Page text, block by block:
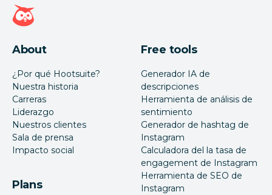
Página de inicio de Hootsuite
About
¿Por qué Hootsuite?
Nuestra historia
Carreras
Liderazgo
Nuestros clientes
Sala de prensa
Impacto social
Plans
Free tools
Generador IA de
descripciones
Herramienta de análisis de
sentimiento
Generador de hashtag de
Instagram
Calculadora del la tasa de
engagement de Instagram
Herramienta de SEO de
Instagram